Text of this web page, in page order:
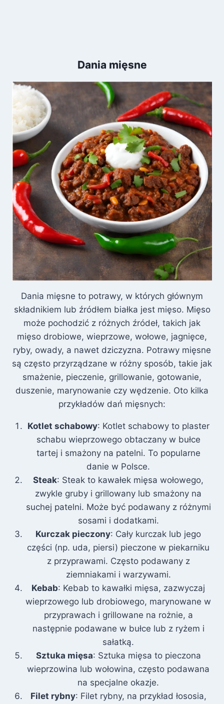
Dania mięsne
Dania mięsne to potrawy, w których głównym
składnikiem lub źródłem białka jest mięso. Mięso
może pochodzić z różnych źródeł, takich jak
mięso drobiowe, wieprzowe, wołowe, jagnięce,
ryby, owady, a nawet dziczyzna. Potrawy mięsne
są często przyrządzane w różny sposób, takie jak
smażenie, pieczenie, grillowanie, gotowanie,
duszenie, marynowanie czy wędzenie. Oto kilka
przykładów dań mięsnych:
Kotlet schabowy: Kotlet schabowy to plaster
schabu wieprzowego obtaczany w bułce
tartej i smażony na patelni. To popularne
danie w Polsce.
Steak: Steak to kawałek mięsa wołowego,
zwykle gruby i grillowany lub smażony na
suchej patelni. Może być podawany z różnymi
sosami i dodatkami.
Kurczak pieczony: Cały kurczak lub jego
części (np. uda, piersi) pieczone w piekarniku
z przyprawami. Często podawany z
ziemniakami i warzywami.
Kebab: Kebab to kawałki mięsa, zazwyczaj
wieprzowego lub drobiowego, marynowane w
przyprawach i grillowane na rożnie, a
następnie podawane w bułce lub z ryżem i
sałatką.
Sztuka mięsa: Sztuka mięsa to pieczona
wieprzowina lub wołowina, często podawana
na specjalne okazje.
Filet rybny: Filet rybny, na przykład łososia,